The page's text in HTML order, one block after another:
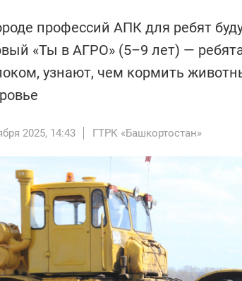
профессий АПК для ребят
«Ты в АГРО» (5–9 лет) —
узнают, чем кормить
2025, 14:43 ГТРК «Башкортостан»